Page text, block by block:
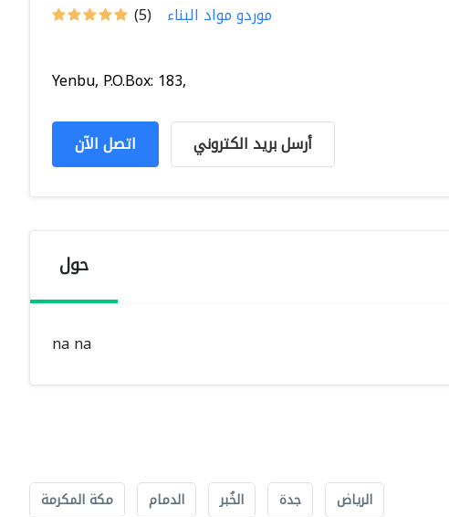
(5) موردو مواد البناء
Yenbu, P.O.Box: 183,
اتصل الآن أرسل بريد الكتروني
حول
na na
الرياض جدة الخُبر الدمام مكة المكرمة